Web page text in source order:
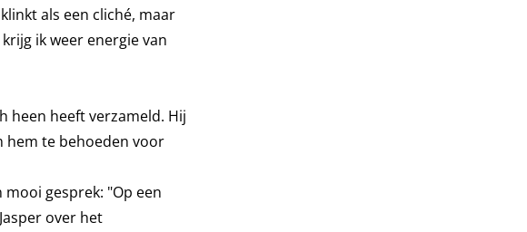
als een cliché, maar
ik weer energie van
heen heeft verzameld. Hij
hem te behoeden voor
gesprek: "Op een
over het